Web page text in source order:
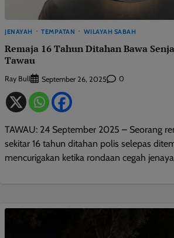
JENAYAH TEMPATAN WILAYAH SABAH
Remaja 16 Tahun Ditahan Bawa
Tawau
Ray Bull September 26, 2025 0
TAWAU: 24 September 2025 – Seorang
sekitar 16 tahun ditahan polis selepas
mencurigakan ketika rondaan cegah